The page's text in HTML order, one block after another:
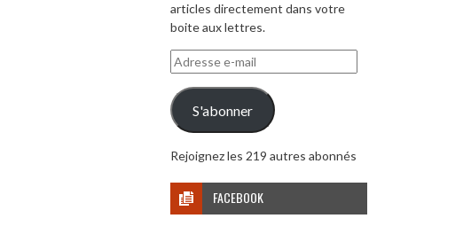
articles directement dans votre
boite aux lettres.
Adresse
e-
mail
S'abonner
Rejoignez les 219 autres abonnés
FACEBOOK